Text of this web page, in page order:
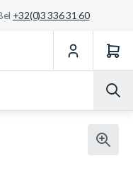
+32(0)3 336 31 60